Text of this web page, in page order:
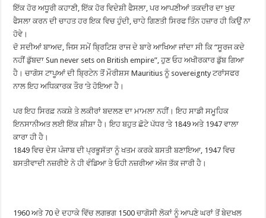
ਇੱਕ ਹੋਰ ਅਧੂਰੀ ਕਹਾਣੀ, ਇੱਕ ਹੋਰ ਵਿਦੇਸ਼ੀ ਫੈਸਲਾ, ਪਰ ਆਪਣੀਆਂ ਤਕਦੀਰ ਦਾ ਖੁਦ
ਫੈਸਲਾ ਕਰਨ ਦੀ ਚਾਹਤ ਹਰ ਇਕ ਵਿਚ ਹੁੰਦੀ, ਚਾਹੇ ਗਿਣਤੀ ਸਿਰਫ ਤਿੰਨ ਹਜ਼ਾਰ ਹੀ ਕਿਉਂ ਨਾ
ਹੋਵੇ।
ਦੋ ਸਦੀਆਂ ਬਾਅਦ, ਜਿਸ ਸਮੇਂ ਬ੍ਰਿਟਿਸ਼ ਰਾਜ ਦੇ ਬਾਰੇ ਆਖਿਆ ਜਾਂਦਾ ਸੀ ਕਿ “ਸੂਰਜ ਕਦੇ
ਨਹੀਂ ਡੁੱਬਦਾ Sun never sets on British empire”, ਹੁਣ ਓਹ ਅਖੀਰਕਾਰ ਡੁੱਬ ਗਿਆ
ਹੈ। ਚਾਗੋਸ ਟਾਪੂਆਂ ਦੀ ਬ੍ਰਿਟੇਨ ਤੋਂ ਮੌਰੀਸ਼ਸ Mauritius ਨੂੰ sovereignty ਟਰਾਂਸਫਰ
ਨਾਲ ਇਹ ਅਧਿਕਾਰਕ ਤੌਰ ‘ਤੇ ਹੋਇਆ ਹੈ।
ਪਰ ਇਹ ਸਿਰਫ਼ ਨਕਸ਼ੇ ਤੇ ਲਕੀਰਾਂ ਬਦਲਣ ਦਾ ਮਾਮਲਾ ਨਹੀਂ। ਇਹ ਸਾਡੀ ਸਮੂਹਿਕ
ਇਨਸਾਨੀਅਤ ਲਈ ਇੱਕ ਸ਼ੀਸ਼ਾ ਹੈ। ਇਹ ਬਹੁਤ ਛੋਟੇ ਪੱਧਰ ‘ਤੇ 1849 ਅਤੇ 1947 ਵਾਲਾ
ਕਾਰਾ ਹੀ ਹੈ।
1849 ਵਿਚ ਦੇਸ ਪੰਜਾਬ ਦੀ ਪ੍ਰਭੂਸੱਤਾ ਨੂੰ ਖਤਮ ਕਰਕੇ ਬਸਤੀ ਬਣਾਇਆ, 1947 ਵਿਚ
ਬਸਤੀਵਾਦੀ ਨਜ਼ਰੀਏ ਨੇ ਹੀ ਵੰਡਿਆ ਤੇ ਓਹੀ ਨਜ਼ਰੀਆ ਅੱਜ ਤੱਕ ਜਾਰੀ ਹੈ।
1960 ਅਤੇ 70 ਦੇ ਦਹਾਕੇ ਵਿੱਚ ਲਗਭਗ 1500 ਚਾਗੋਸੀ ਲੋਕਾਂ ਨੂੰ ਆਪਣੇ ਘਰਾਂ ਤੋਂ ਬੇਦਖਲ